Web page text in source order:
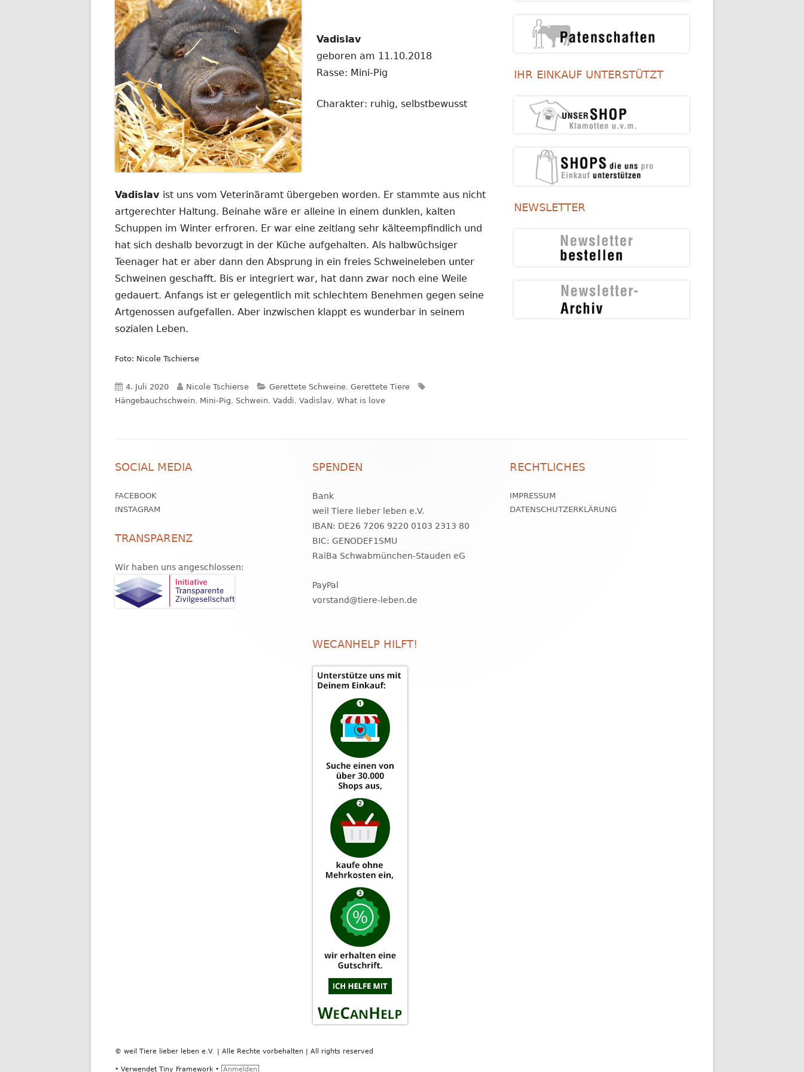
Vadislav
geboren am 11.10.2018
Rasse: Mini-Pig
Charakter: ruhig, selbstbewusst
Vadislav ist uns vom Veterinäramt übergeben worden. Er stammte aus nicht
artgerechter Haltung. Beinahe wäre er alleine in einem dunklen, kalten
Schuppen im Winter erfroren. Er war eine zeitlang sehr kälteempfindlich und
hat sich deshalb bevorzugt in der Küche aufgehalten. Als halbwüchsiger
Teenager hat er aber dann den Absprung in ein freies Schweineleben unter
Schweinen geschafft. Bis er integriert war, hat dann zwar noch eine Weile
gedauert. Anfangs ist er gelegentlich mit schlechtem Benehmen gegen seine
Artgenossen aufgefallen. Aber inzwischen klappt es wunderbar in seinem
sozialen Leben.
Foto: Nicole Tschierse
Veröffentlicht
am
4. Juli 2020 Autor
Nicole Tschierse Kategorien
Gerettete Schweine, Gerettete Tiere
Hängebauchschwein, Mini-Pig, Schwein, Vaddi, Vadislav, What is love
IHR EINKAUF UNTERSTÜTZT
NEWSLETTER
Inhalt
SOCIAL MEDIA
FACEBOOK
INSTAGRAM
TRANSPARENZ
Wir haben uns angeschlossen:
SPENDEN
Bank
weil Tiere lieber leben e.V.
IBAN: DE26 7206 9220 0103 2313 80
BIC: GENODEF1SMU
RaiBa Schwabmünchen-Stauden eG
PayPal
vorstand@tiere-leben.de
WECANHELP HILFT!
RECHTLICHES
IMPRESSUM
DATENSCHUTZERKLÄRUNG
© weil Tiere lieber leben e.V. | Alle Rechte vorbehalten | All rights reserved
• Verwendet Tiny Framework • Anmelden